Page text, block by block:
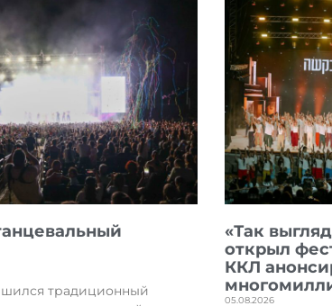
традиционный
«Так
открыл
ККЛ
05.08.2026